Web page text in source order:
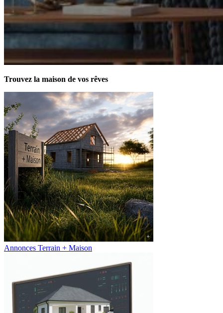
Trouvez la maison de vos rêves
Annonces Terrain + Maison